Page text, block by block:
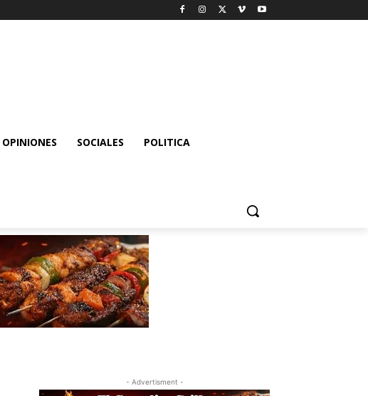
OPINIONES SOCIALES POLITICA
- Advertisment -